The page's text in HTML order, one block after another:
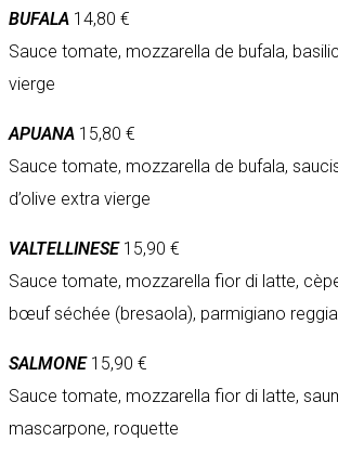
BUFALA 14,80 €
Sauce tomate, mozzarella de bufala,
vierge
APUANA 15,80 €
Sauce tomate, mozzarella de bufala,
d’olive extra vierge
VALTELLINESE15,90 €
Sauce tomate, mozzarella fior di latte,
bœuf séchée (bresaola), parmigiano
SALMONE15,90 €
Sauce tomate, mozzarella fior di latte,
mascarpone, roquette